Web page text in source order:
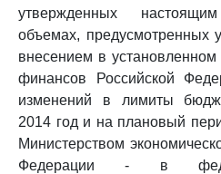
утвержденных
объемах, предусмотренных
внесением в
финансов Российской
изменений в лимиты
2014 год и на плановый
Министерством
Федерации - в